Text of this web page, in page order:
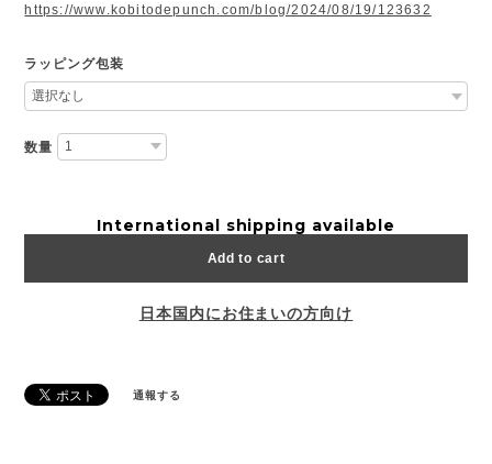
https://www.kobitodepunch.com/blog/2024/08/19/123632
ラッピング包装
数量
International shipping available
Add to cart
日本国内にお住まいの方向け
通報する